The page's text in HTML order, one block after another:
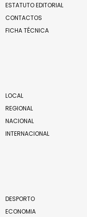
ESTATUTO EDITORIAL
CONTACTOS
FICHA TÉCNICA
LOCAL
REGIONAL
NACIONAL
INTERNACIONAL
DESPORTO
ECONOMIA